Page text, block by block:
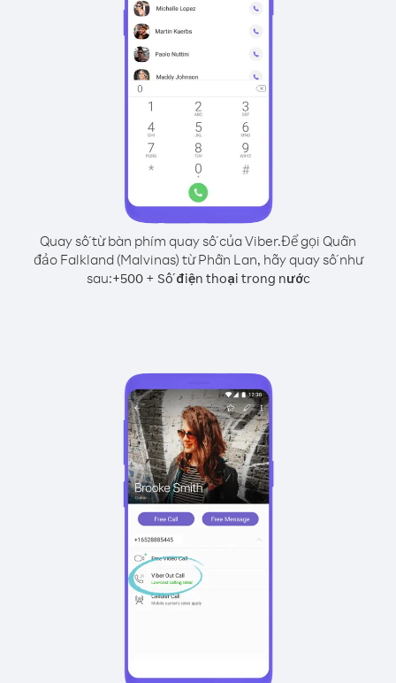
Quay số từ bàn phím quay số của Viber.Để gọi Quần
đảo Falkland (Malvinas) từ Phần Lan, hãy quay số như
sau:+500+ Số điện thoại trong nước